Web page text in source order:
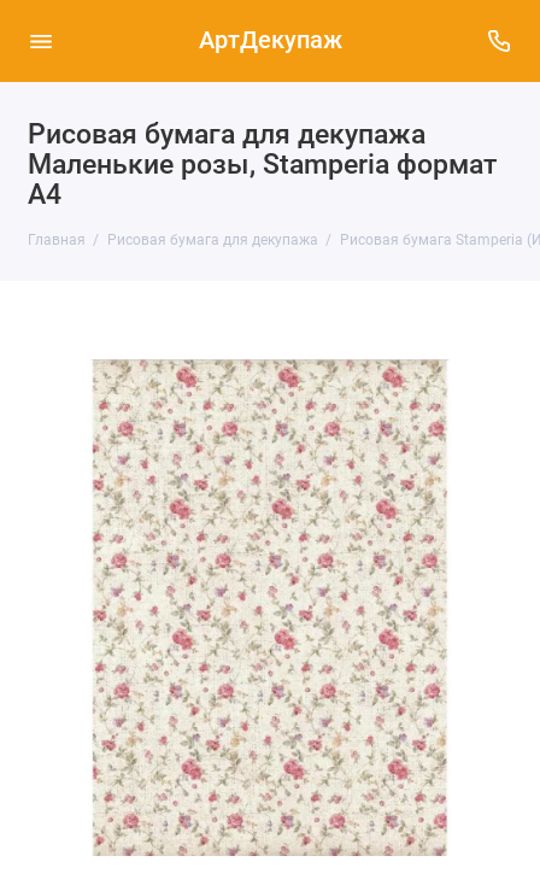
АртДекупаж
Рисовая бумага для декупажа
Маленькие розы, Stamperia формат
А4
Главная Рисовая бумага для декупажа Рисовая бумага Stamperia